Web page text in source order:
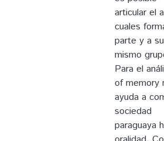
articular el
cuales
parte y a
mismo
Para el
of memory
ayuda a
sociedad
paraguaya